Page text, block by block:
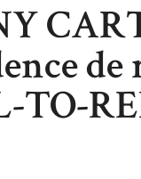
TO-